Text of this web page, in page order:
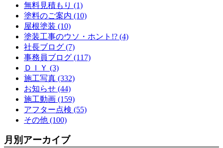
無料見積もり (1)
塗料のご案内 (10)
屋根塗装 (10)
塗装工事のウソ・ホント!? (4)
社長ブログ (7)
事務員ブログ (117)
ＤＩＹ (3)
施工写真 (332)
お知らせ (44)
施工動画 (159)
アフター点検 (55)
その他 (100)
月別アーカイブ